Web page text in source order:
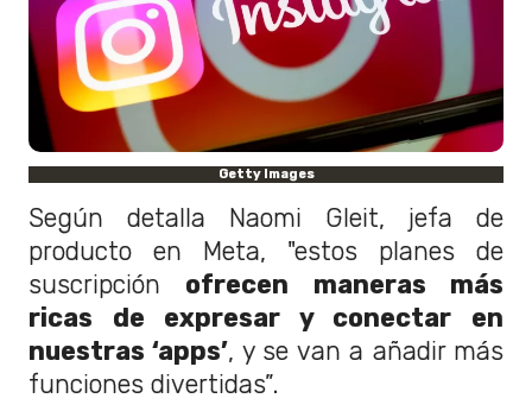
Getty Images
Según detalla Naomi Gleit, jefa de
producto en Meta, "estos planes de
suscripción ofrecen maneras más
ricas de expresar y conectar en
nuestras ‘apps’, y se van a añadir más
funciones divertidas”.